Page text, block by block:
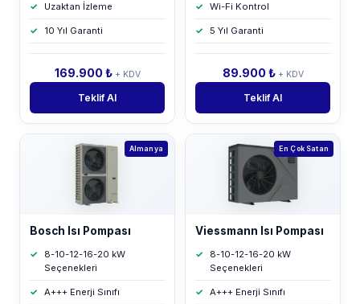
Uzaktan İzleme
10 Yıl Garanti
169.900 ₺ + KDV
Teklif Al
Wi-Fi Kontrol
5 Yıl Garanti
89.900 ₺ + KDV
Teklif Al
Almanya
Bosch Isı Pompası
8-10-12-16-20 kW
Seçenekleri
A+++ Enerji Sınıfı
En Çok Satan
Viessmann Isı Pompası
8-10-12-16-20 kW
Seçenekleri
A+++ Enerji Sınıfı